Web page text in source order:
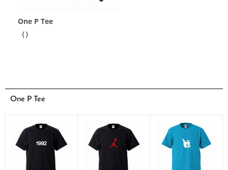
One P Tee
（）
One P Tee